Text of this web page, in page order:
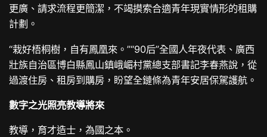
更廣、請求流程更簡潔，不竭摸索合適青年現實情形的租購
計劃。
“栽好梧桐樹，自有鳳凰來。”“90后”全國人年夜代表、廣西
壯族自治區博白縣鳳山鎮峨嵋村黨總支部書記李春燕說，從
過渡住房、租房到購房，盼望全鏈條為青年安居保駕護航。
數字之光照亮教導將來
教導，育才造士，為國之本。